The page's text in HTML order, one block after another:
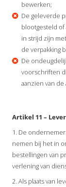
bewerken;
De geleverde
blootgesteld
in strijd zijn
de verpakking
De
voorschriften
aanzien van de
Artikel 11 –
1. De
nemen bij het in
bestellingen van
verlening van
2. Als plaats van